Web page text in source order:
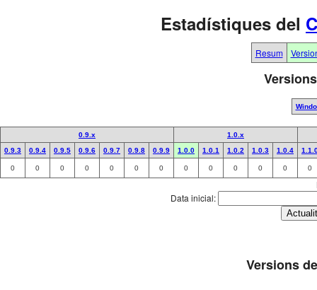
Estadístiques del
Resum
0.9.x
1.0.x
0.9.3
0.9.4 0.9.5 0.9.6 0.9.7 0.9.8 0.9.9 1.0.0 1.0.1 1.0.2 1.0.3 1.0.4
0 0 0 0 0 0 0 0 0 0 0 0 0
Data inicial:
Versions